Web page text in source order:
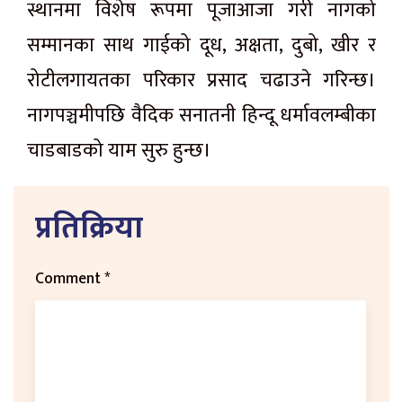
स्थानमा विशेष रूपमा पूजाआजा गरी नागको
सम्मानका साथ गाईको दूध, अक्षता, दुबो, खीर र
रोटीलगायतका परिकार प्रसाद चढाउने गरिन्छ।
नागपञ्चमीपछि वैदिक सनातनी हिन्दू धर्मावलम्बीका
चाडबाडको याम सुरु हुन्छ।
प्रतिक्रिया
Comment*